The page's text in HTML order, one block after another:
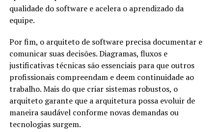
qualidade do software e acelera o aprendizado da
equipe.
Por fim, o arquiteto de software precisa documentar e
comunicar suas decisões. Diagramas, fluxos e
justificativas técnicas são essenciais para que outros
profissionais compreendam e deem continuidade ao
trabalho. Mais do que criar sistemas robustos, o
arquiteto garante que a arquitetura possa evoluir de
maneira saudável conforme novas demandas ou
tecnologias surgem.